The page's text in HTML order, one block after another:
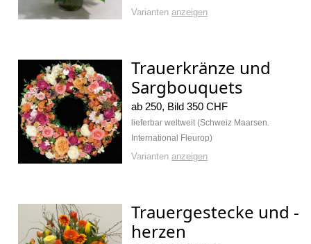
Varianten anzeigen
Trauerkränze und
Sargbouquets
ab 250, Bild 350 CHF
lieferbar weltweit (Schweiz Maarsen.
International Fleurop)
Varianten anzeigen
Trauergestecke und -
herzen